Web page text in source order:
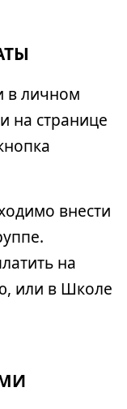
в личном
на странице
внести
на
или в Школе